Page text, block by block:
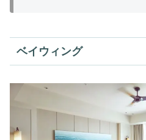
ベイウィング